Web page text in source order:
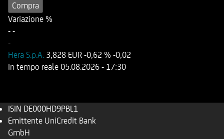
Compra
Variazione %
- -
-
Hera S.p.A. 3,828 EUR -0,62 % -0,02
In tempo reale 05.08.2026 - 17:30
ISIN DE000HD9PBL1
Emittente UniCredit Bank
GmbH